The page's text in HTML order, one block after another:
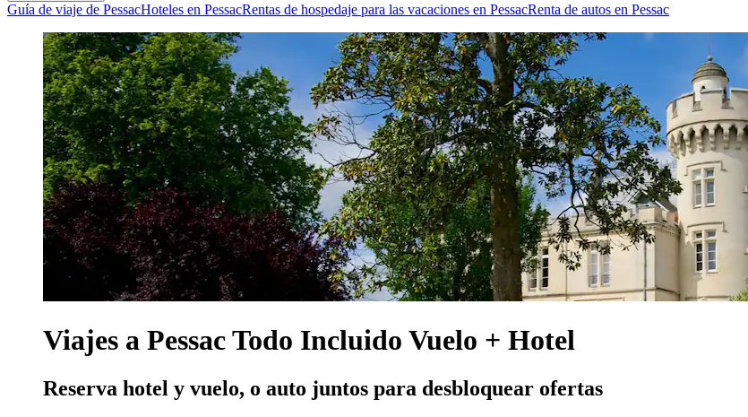
Guía de viaje de PessacHoteles en PessacRentas de hospedaje para las vacaciones en PessacRenta de autos en Pessac
Viajes a Pessac Todo Incluido Vuelo + Hotel
Reserva hotel y vuelo, o auto juntos para desbloquear ofertas